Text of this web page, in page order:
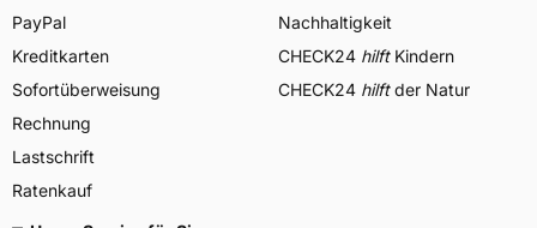
PayPal
Kreditkarten
Sofortüberweisung
Rechnung
Lastschrift
Ratenkauf
Nachhaltigkeit
CHECK24 hilftKindern
CHECK24 hilftder Natur